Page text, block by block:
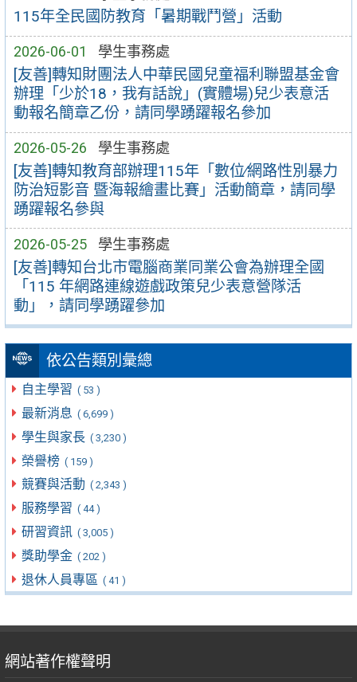
115年全民國防教育「暑期戰鬥營」活動
2026-06-01 學生事務處
[友善]轉知財團法人中華民國兒童福利聯盟基金會
辦理「少於18，我有話說」(實體場)兒少表意活
動報名簡章乙份，請同學踴躍報名參加
2026-05-26 學生事務處
[友善]轉知教育部辦理115年「數位∕網路性別暴力
防治短影音 暨海報繪畫比賽」活動簡章，請同學
踴躍報名參與
2026-05-25 學生事務處
[友善]轉知台北市電腦商業同業公會為辦理全國
「115 年網路連線遊戲政策兒少表意營隊活
動」，請同學踴躍參加
依公告類別彙總
自主學習 ( 53 )
最新消息 ( 6,699 )
學生與家長 ( 3,230 )
榮譽榜 ( 159 )
競賽與活動 ( 2,343 )
服務學習 ( 44 )
研習資訊 ( 3,005 )
獎助學金 ( 202 )
退休人員專區 ( 41 )
網站著作權聲明